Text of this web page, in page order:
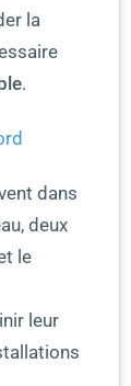
la
.
dans
deux
le
leur